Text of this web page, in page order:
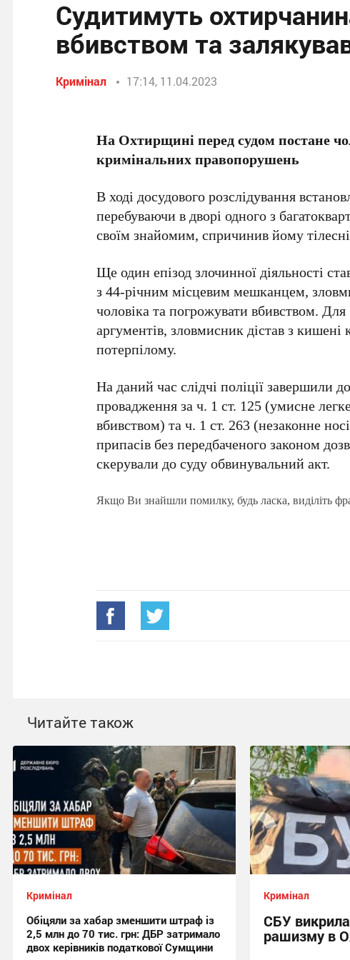
Судитимуть
вбивством та
Кримінал 17:14, 11.04.2023
На Охтирщині перед судом постане
кримінальних правопорушень
В ході досудового розслідування
перебуваючи в дворі одного з
своїм знайомим, спричинив йому
Ще один епізод злочинної діяльності
з 44-річним місцевим мешканцем,
чоловіка та погрожувати вбивством.
аргументів, зловмисник дістав з
потерпілому.
На даний час слідчі поліції завершили
провадження за ч. 1 ст. 125 (умисне
вбивством) та ч. 1 ст. 263 (незаконне
припасів без передбаченого законом
скерували до суду обвинувальний акт.
Якщо Ви знайшли помилку, будь ласка, виділіть
Читайте також
Кримінал
Обіцяли за хабар зменшити штраф із
2,5 млн до 70 тис. грн: ДБР затримало
двох керівників податкової Сумщини
Кримінал
СБУ викрила
рашизму в